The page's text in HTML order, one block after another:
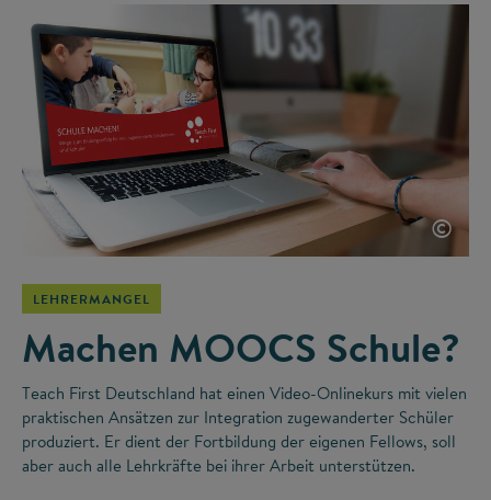
©
LEHRERMANGEL
Machen MOOCS Schule?
Teach First Deutschland hat einen Video-Onlinekurs mit vielen
praktischen Ansätzen zur Integration zugewanderter Schüler
produziert. Er dient der Fortbildung der eigenen Fellows, soll
aber auch alle Lehrkräfte bei ihrer Arbeit unterstützen.